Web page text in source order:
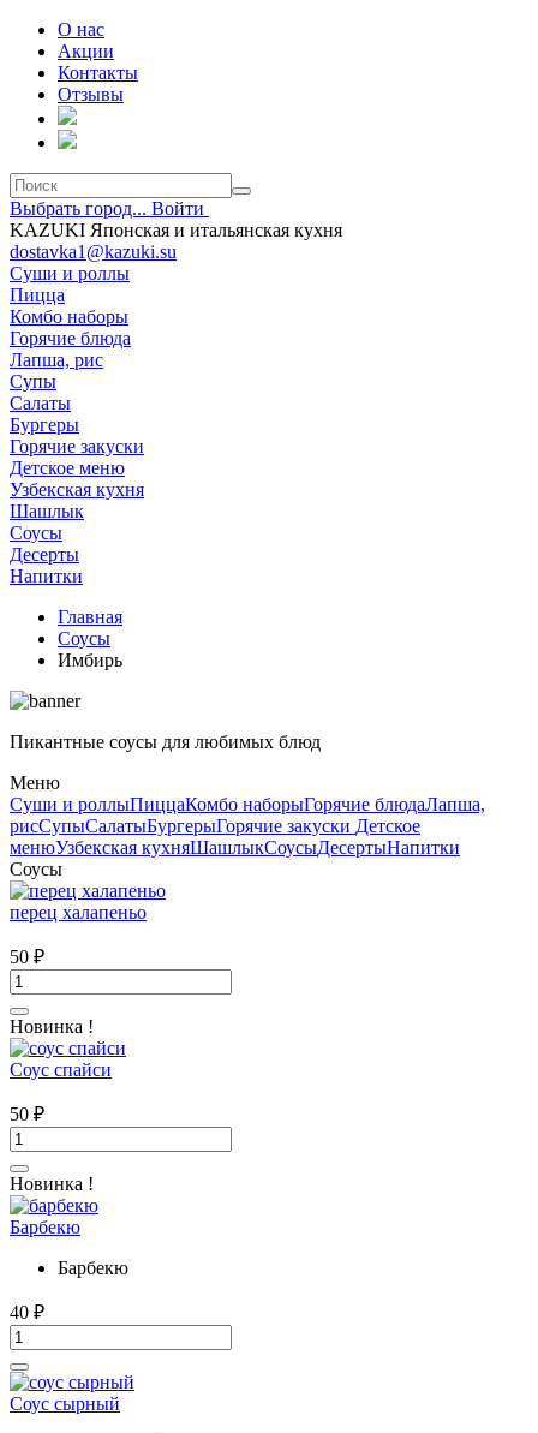
О нас
Акции
Контакты
Отзывы
Выбрать город... Войти
KAZUKI Японская и итальянская кухня
dostavka1@kazuki.su
Суши и роллы
Пицца
Комбо наборы
Горячие блюда
Лапша, рис
Супы
Салаты
Бургеры
Горячие закуски
Детское меню
Узбекская кухня
Шашлык
Соусы
Десерты
Напитки
Главная
Соусы
Имбирь
Пикантные соусы для любимых блюд
Меню
Суши и роллыПиццаКомбо наборыГорячие блюдаЛапша,
рисСупыСалатыБургерыГорячие закуски Детское
менюУзбекская кухняШашлыкСоусыДесертыНапитки
Соусы
перец халапеньо
50 ₽
Новинка !
Соус спайси
50 ₽
Новинка !
Барбекю
Барбекю
40 ₽
Соус сырный